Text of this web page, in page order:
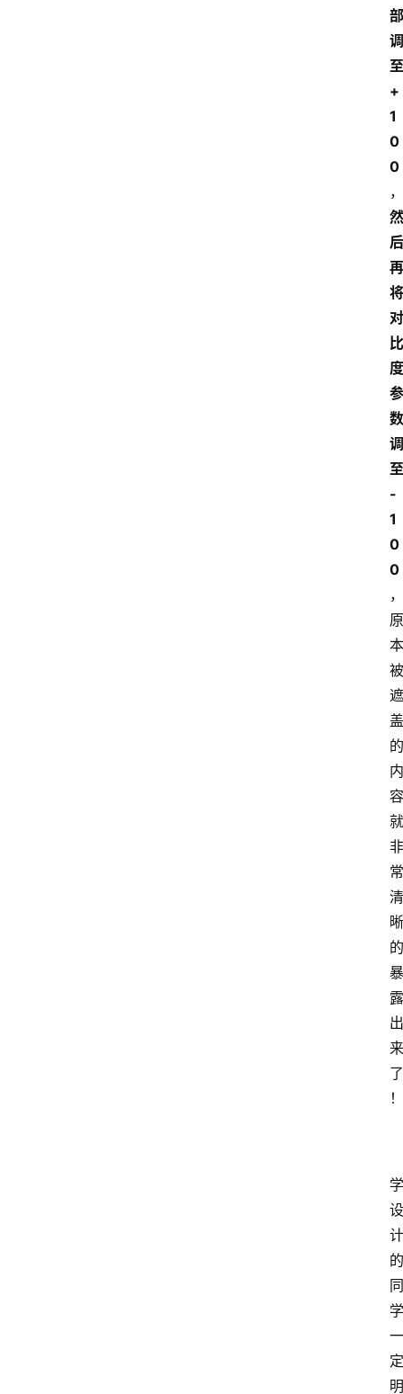
部
调
至
+
1
0
0
，
然
后
再
将
对
比
度
参
数
调
至
-
1
0
0
，
原
本
被
遮
盖
的
内
容
就
非
常
清
晰
的
暴
露
出
来
了
！
学
设
计
的
同
学
一
定
明